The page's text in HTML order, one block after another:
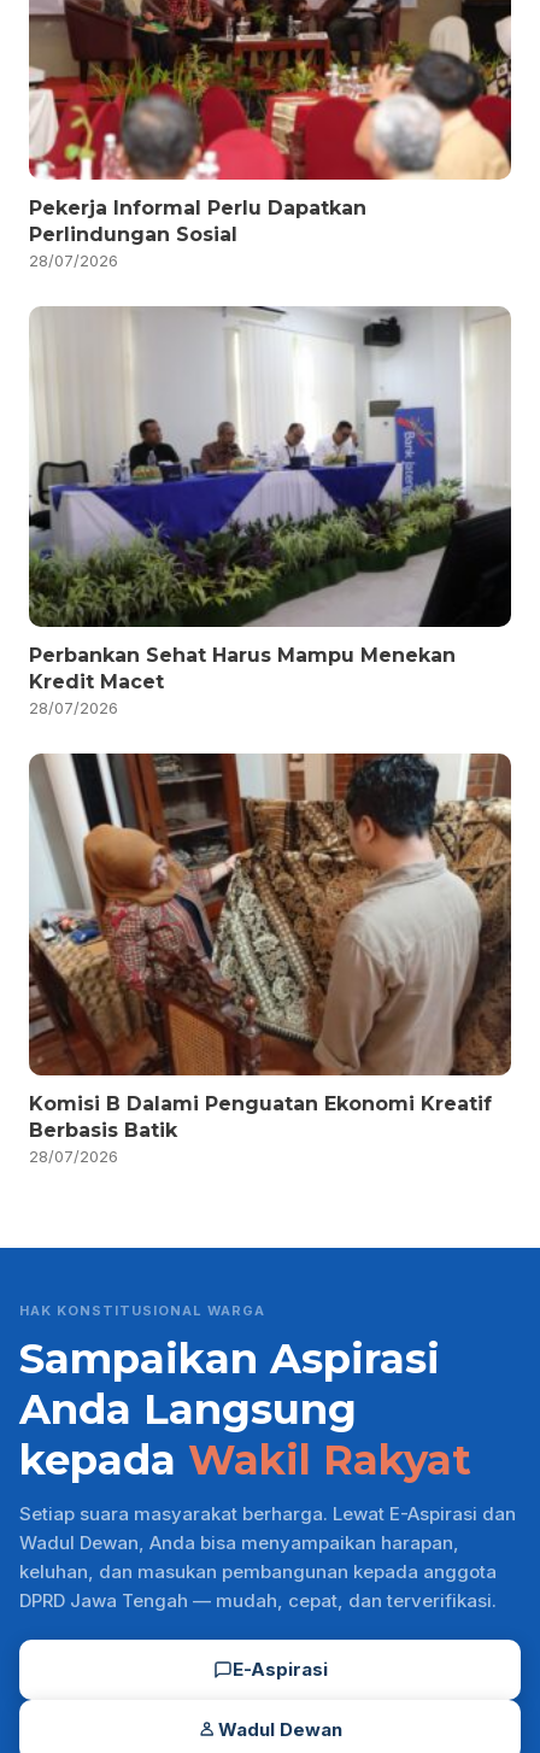
Pekerja Informal Perlu Dapatkan
Perlindungan Sosial
28/07/2026
Perbankan Sehat Harus Mampu Menekan
Kredit Macet
28/07/2026
Komisi B Dalami Penguatan Ekonomi Kreatif
Berbasis Batik
28/07/2026
HAK KONSTITUSIONAL WARGA
Sampaikan Aspirasi
Anda Langsung
kepada Wakil Rakyat
Setiap suara masyarakat berharga. Lewat E-Aspirasi dan
Wadul Dewan, Anda bisa menyampaikan harapan,
keluhan, dan masukan pembangunan kepada anggota
DPRD Jawa Tengah — mudah, cepat, dan terverifikasi.
E-Aspirasi
Wadul Dewan